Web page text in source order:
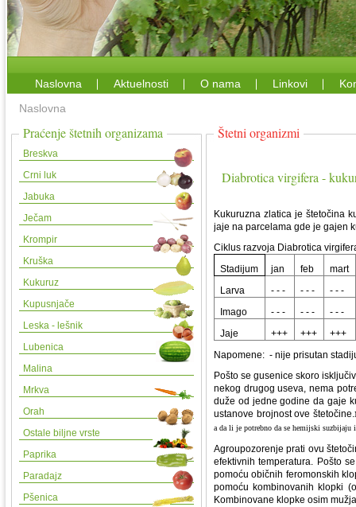
Naslovna Aktuelnosti O nama Linkovi
Naslovna
Praćenje štetnih organizama
Breskva
Crni luk
Jabuka
Ječam
Krompir
Kruška
Kukuruz
Kupusnjače
Leska - lešnik
Lubenica
Malina
Mrkva
Orah
Ostale biljne vrste
Paprika
Paradajz
Pšenica
Štetni organizmi
Diabrotica virgifera -
Kukuruzna zlatica je štetočina
jaje na parcelama gde je gajen
Ciklus razvoja Diabrotica
Stadijum
jan feb
mart
Larva
- - - - - -
- - -
Imago
- - - - - -
- - -
Jaje
+++ +++
+++
Napomene: - nije prisutan
Pošto se gusenice skoro
nekog drugog useva, nema
duže od jedne godine da gaje
ustanove brojnost ove štetočine.
a da li je potrebno da se hemijski suzbijaju
Agroupozorenje prati ovu
efektivnih temperatura. Pošto
pomoću običnih feromonskih
pomoću kombinovanih klopki
Kombinovane klopke osim